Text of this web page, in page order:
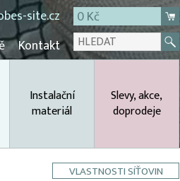
site.cz
0 Kč
Kontakt
Instalační
materiál
Slevy, akce,
doprodeje
VLASTNOSTI SÍŤOVIN